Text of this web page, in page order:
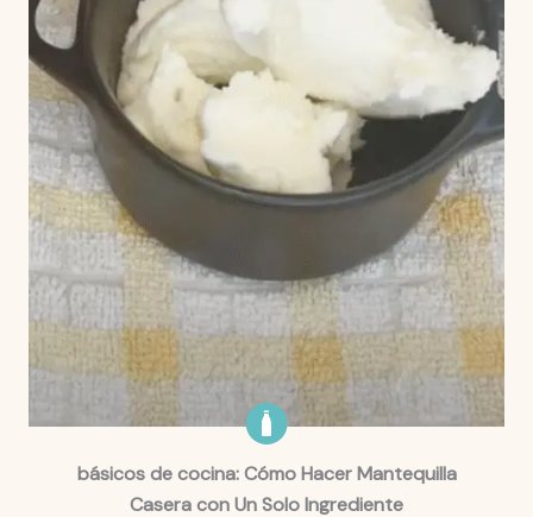
básicos de cocina: Cómo Hacer Mantequilla
Casera con Un Solo Ingrediente